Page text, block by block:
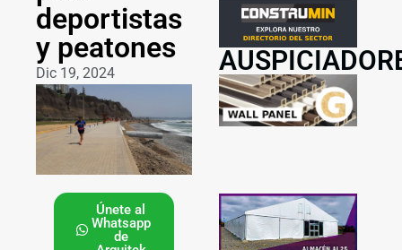
deportistas
y peatones
Dic 19, 2024
Únete al
Whatsapp
de